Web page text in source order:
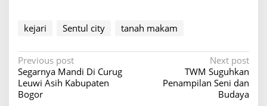
kejari Sentul city tanah makam
P
o
s
Previous post
Segarnya Mandi Di Curug
Leuwi Asih Kabupaten
Bogor
Next post
TWM Suguhkan
Penampilan Seni dan
Budaya